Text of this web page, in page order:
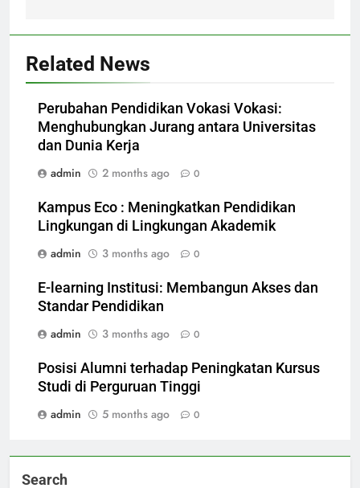
Related News
Perubahan Pendidikan Vokasi Vokasi:
Menghubungkan Jurang antara Universitas
dan Dunia Kerja
admin
2 months ago 0
Kampus Eco : Meningkatkan Pendidikan
Lingkungan di Lingkungan Akademik
admin
3 months ago 0
E-learning Institusi: Membangun Akses dan
Standar Pendidikan
admin
3 months ago 0
Posisi Alumni terhadap Peningkatan Kursus
Studi di Perguruan Tinggi
admin
5 months ago 0
Search